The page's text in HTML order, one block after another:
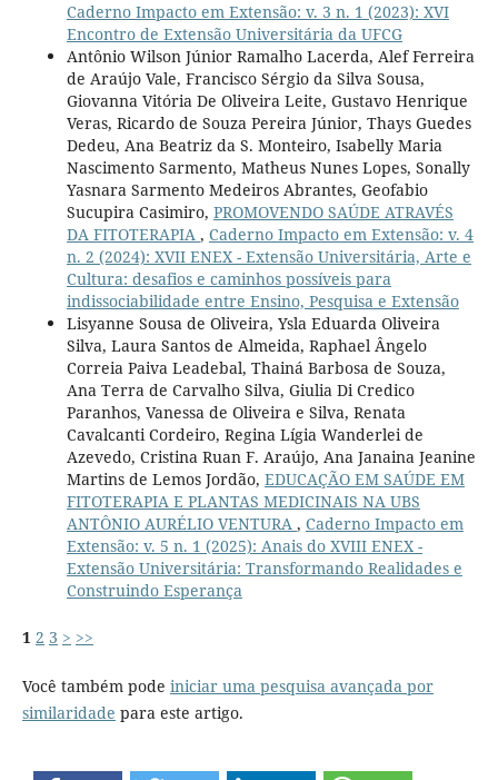
Caderno Impacto em Extensão: v. 3 n. 1 (2023): XVI
Encontro de Extensão Universitária da UFCG
Antônio Wilson Júnior Ramalho Lacerda, Alef Ferreira
de Araújo Vale, Francisco Sérgio da Silva Sousa,
Giovanna Vitória De Oliveira Leite, Gustavo Henrique
Veras, Ricardo de Souza Pereira Júnior, Thays Guedes
Dedeu, Ana Beatriz da S. Monteiro, Isabelly Maria
Nascimento Sarmento, Matheus Nunes Lopes, Sonally
Yasnara Sarmento Medeiros Abrantes, Geofabio
Sucupira Casimiro, PROMOVENDO SAÚDE ATRAVÉS
DA FITOTERAPIA , Caderno Impacto em Extensão: v. 4
n. 2 (2024): XVII ENEX - Extensão Universitária, Arte e
Cultura: desafios e caminhos possíveis para
indissociabilidade entre Ensino, Pesquisa e Extensão
Lisyanne Sousa de Oliveira, Ysla Eduarda Oliveira
Silva, Laura Santos de Almeida, Raphael Ângelo
Correia Paiva Leadebal, Thainá Barbosa de Souza,
Ana Terra de Carvalho Silva, Giulia Di Credico
Paranhos, Vanessa de Oliveira e Silva, Renata
Cavalcanti Cordeiro, Regina Lígia Wanderlei de
Azevedo, Cristina Ruan F. Araújo, Ana Janaina Jeanine
Martins de Lemos Jordão, EDUCAÇÃO EM SAÚDE EM
FITOTERAPIA E PLANTAS MEDICINAIS NA UBS
ANTÔNIO AURÉLIO VENTURA , Caderno Impacto em
Extensão: v. 5 n. 1 (2025): Anais do XVIII ENEX -
Extensão Universitária: Transformando Realidades e
Construindo Esperança
1 2 3 > >>
Você também pode iniciar uma pesquisa avançada por
similaridade para este artigo.